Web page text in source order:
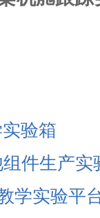
验箱
件生产实
学实验平